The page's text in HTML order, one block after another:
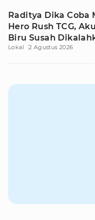
Raditya Dika Coba
Hero Rush TCG,
Biru Susah
Lokal 2 Agustus 2026